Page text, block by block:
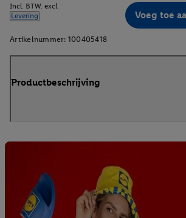
Incl. BTW. excl.
Levering
Voeg toe
Artikelnummer: 100405418
Productbeschrijving